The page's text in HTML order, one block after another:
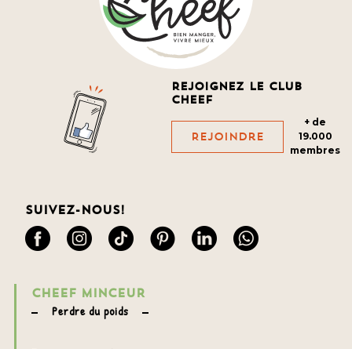
Rejoignez le club
cheef
Rejoindre
+ de
19.000
membres
Suivez-nous!
CHEEF MINCEUR
Perdre du poids